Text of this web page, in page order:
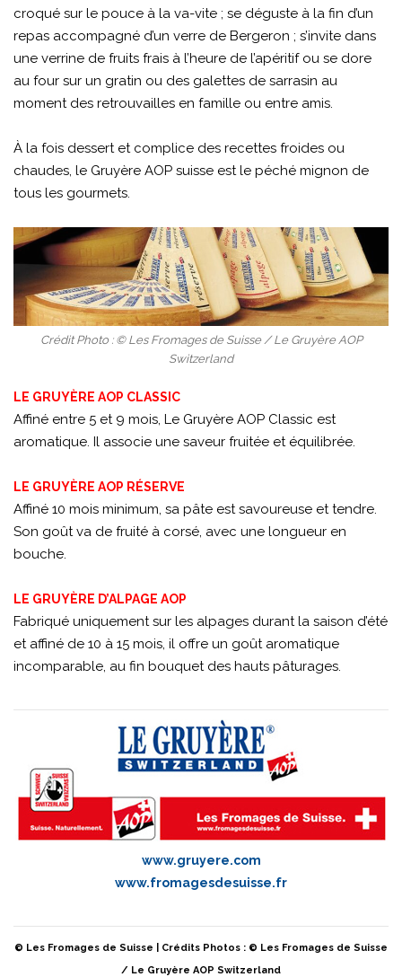
croqué sur le pouce à la va-vite ; se déguste à la fin d’un
repas accompagné d’un verre de Bergeron ; s’invite dans
une verrine de fruits frais à l’heure de l’apéritif ou se dore
au four sur un gratin ou des galettes de sarrasin au
moment des retrouvailles en famille ou entre amis.
À la fois dessert et complice des recettes froides ou
chaudes, le Gruyère AOP suisse est le péché mignon de
tous les gourmets.
Crédit Photo : © Les Fromages de Suisse / Le Gruyère AOP
Switzerland
LE GRUYÈRE AOP CLASSIC
Affiné entre 5 et 9 mois, Le Gruyère AOP Classic est
aromatique. Il associe une saveur fruitée et équilibrée.
LE GRUYÈRE AOP RÉSERVE
Affiné 10 mois minimum, sa pâte est savoureuse et tendre.
Son goût va de fruité à corsé, avec une longueur en
bouche.
LE GRUYÈRE D’ALPAGE AOP
Fabriqué uniquement sur les alpages durant la saison d’été
et affiné de 10 à 15 mois, il offre un goût aromatique
incomparable, au fin bouquet des hauts pâturages.
www.gruyere.com
www.fromagesdesuisse.fr
© Les Fromages de Suisse | Crédits Photos : © Les Fromages de Suisse
/ Le Gruyère AOP Switzerland